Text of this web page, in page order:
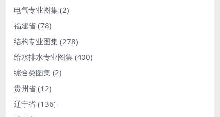
电气专业图集 (2)
福建省 (78)
结构专业图集 (278)
给水排水专业图集 (400)
综合类图集 (2)
贵州省 (12)
辽宁省 (136)